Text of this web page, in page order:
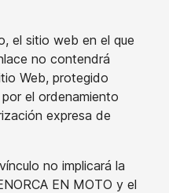
el sitio web en el que
no contendrá
Web, protegido
el ordenamiento
expresa de
no implicará la
EN MOTO y el